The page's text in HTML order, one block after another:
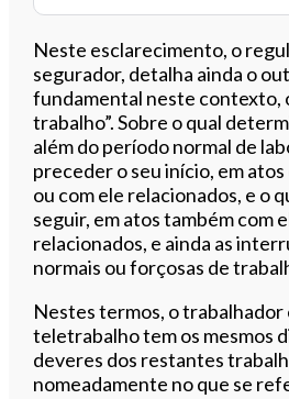
Neste esclarecimento, o
segurador, detalha ainda o
fundamental neste contexto,
trabalho”. Sobre o qual
além do período normal de
preceder o seu início, em
ou com ele relacionados, e o
seguir, em atos também com
relacionados, e ainda as
normais ou forçosas de
Nestes termos, o trabalhador
teletrabalho tem os mesmos
deveres dos restantes
nomeadamente no que se